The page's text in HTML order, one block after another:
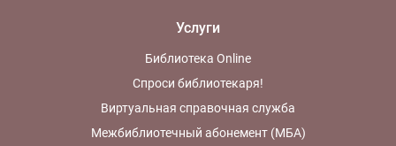
Услуги
Библиотека Online
Спроси библиотекаря!
Виртуальная справочная служба
Межбиблиотечный абонемент (МБА)